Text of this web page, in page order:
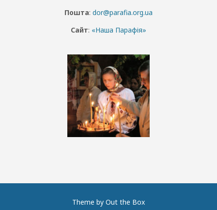
Пошта: dor@parafia.org.ua
Сайт: «Наша Парафія»
Theme by Out the Box